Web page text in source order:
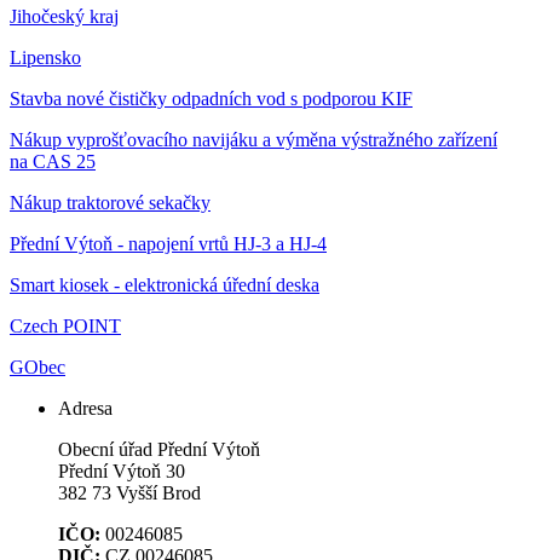
Jihočeský kraj
Lipensko
Stavba nové čističky odpadních vod s podporou KIF
Nákup vyprošťovacího navijáku a výměna výstražného zařízení
na CAS 25
Nákup traktorové sekačky
Přední Výtoň - napojení vrtů HJ-3 a HJ-4
Smart kiosek - elektronická úřední deska
Czech POINT
GObec
Adresa
Obecní úřad Přední Výtoň
Přední Výtoň 30
382 73 Vyšší Brod
IČO: 00246085